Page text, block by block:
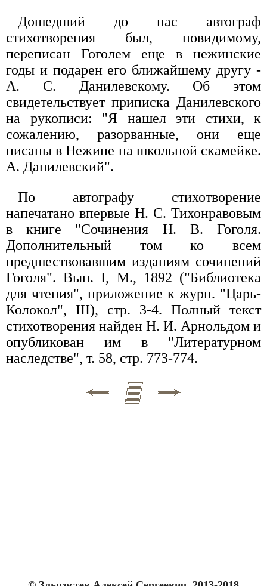
Дошедший до нас автограф
стихотворения был, повидимому,
переписан Гоголем еще в нежинские
годы и подарен его ближайшему другу -
А. С. Данилевскому. Об этом
свидетельствует приписка Данилевского
на рукописи: "Я нашел эти стихи, к
сожалению, разорванные, они еще
писаны в Нежине на школьной скамейке.
А. Данилевский".
По автографу стихотворение
напечатано впервые Н. С. Тихонравовым
в книге "Сочинения Н. В. Гоголя.
Дополнительный том ко всем
предшествовавшим изданиям сочинений
Гоголя". Вып. I, М., 1892 ("Библиотека
для чтения", приложение к журн. "Царь-
Колокол", III), стр. 3-4. Полный текст
стихотворения найден Н. И. Арнольдом и
опубликован им в "Литературном
наследстве", т. 58, стр. 773-774.